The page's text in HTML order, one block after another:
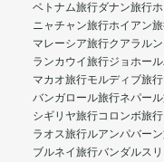
ベトナム旅行ダナン旅行
ニャチャン旅行ホイアン
マレーシア旅行クアラル
ランカウイ旅行ジョホー
マカオ旅行モルディブ旅行
バンガロール旅行ネパー
シギリヤ旅行コロンボ旅行
ラオス旅行ルアンパバー
ブルネイ旅行バンダルス